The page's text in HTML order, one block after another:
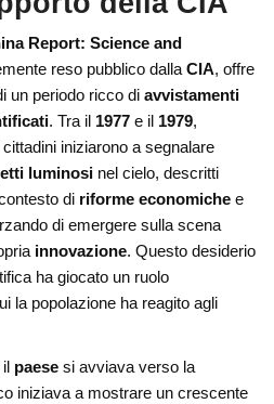
Report: Science and
reso pubblico dallaCIA, offre
un periodo ricco diavvistamenti
. Tra il 1977 e il 1979,
iniziarono a segnalare
luminosi nel cielo, descritti
di riforme economiche e
di emergere sulla scena
innovazione. Questo desiderio
ha giocato un ruolo
la popolazione ha reagito agli
il paese si avviava verso la
iniziava a mostrare un crescente